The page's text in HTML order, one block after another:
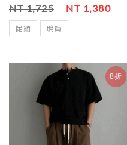
NT 1,725 NT 1,380
促銷 現貨
8折